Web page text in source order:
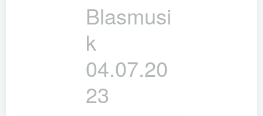
Blasmusi
k
04.07.20
23